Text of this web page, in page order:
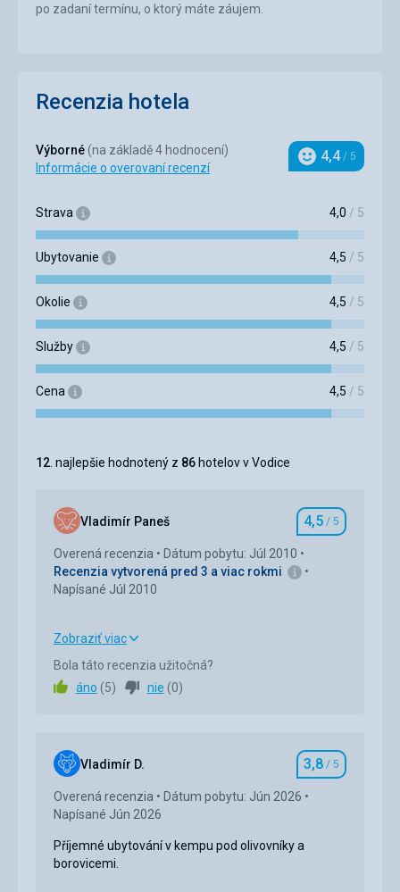
po zadaní termínu, o ktorý máte záujem.
Recenzia hotela
Výborné (na základě 4 hodnocení)
Informácie o overovaní recenzí
Hodnotenie
4,4/ 5
Strava 4,0 / 5
Ubytovanie 4,5 / 5
Okolie 4,5 / 5
Služby 4,5 / 5
Cena 4,5 / 5
12 . najlepšie hodnotený z 86 hotelov v Vodice
Vladimír Paneš Hodnotenie
4,5 / 5
Overená recenzia
Dátum pobytu: Júl 2010
Recenzia vytvorená pred 3 a viac rokmi
Napísané Júl 2010
Cena
jedna polovina pláže hrůza - strávil jsem tam asi 3
hodiny za celý pobyt - špína, není kam šlápnout -
ručníky a lehátka v 10 řadách za sebou.
druhá polovina - velmi dobré, čisté, dobrý přístup
Strava
Sami jsme si vařili a chodili do restaurací, takže není
Zobraziť viac
Bola táto recenzia užitočná?
áno (5) nie (0)
Vladimír D. Hodnotenie
3,8 / 5
Overená recenzia
Dátum pobytu: Jún 2026
Napísané Jún 2026
Příjemné ubytování v kempu pod olivovníky a
borovicemi.